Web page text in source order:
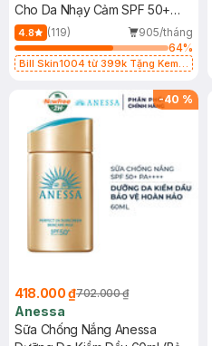
Cho Da Nhạy Cảm SPF 50+
50ml
4.8 (119)
905/tháng
64%
Bill Skin1004 từ 399k Tặng Kem
SPF 50+ 20ml (SL Có Hạn)
-40 %
418.000 ₫702.000 ₫
Anessa
Sữa Chống Nắng Anessa